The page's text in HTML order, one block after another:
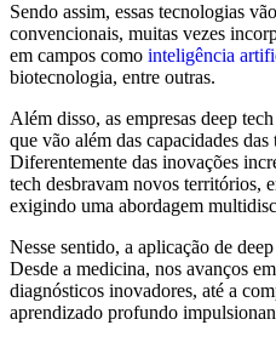
Sendo assim, essas tecnologias
convencionais, muitas vezes
em campos como inteligência
biotecnologia, entre outras.
Além disso, as empresas deep
que vão além das capacidades
Diferentemente das inovações
tech desbravam novos territórios,
exigindo uma abordagem
Nesse sentido, a aplicação de
Desde a medicina, nos avanços em
diagnósticos inovadores, até a
aprendizado profundo